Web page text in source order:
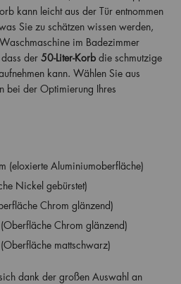
kann leicht aus der Tür entnommen
Sie zu schätzen wissen werden,
im Badezimmer
der 50-Liter-Korb die schmutzige
kann. Wählen Sie aus
bei der Optimierung Ihres
(eloxierte Aluminiumoberfläche)
Nickel gebürstet)
Chrom glänzend)
Chrom glänzend)
mattschwarz)
dank der großen Auswahl an